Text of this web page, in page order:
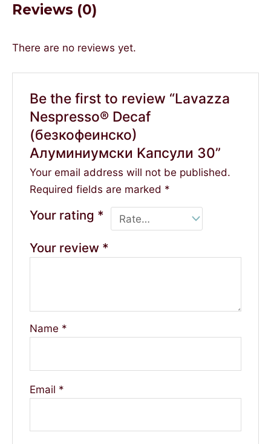
Reviews (0)
There are no reviews yet.
Be the first to review “Lavazza
Nespresso® Decaf
(безкофеинско)
Aлуминиумски Kапсули 30”
Your email address will not be published.
Required fields are marked *
Your rating *
Your review *
Name *
Email *